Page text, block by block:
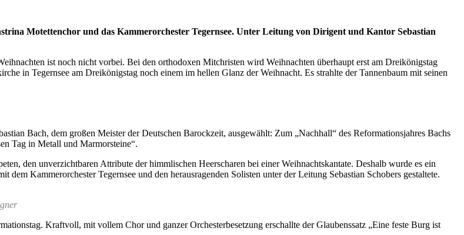
Motettenchor und das Kammerorchester Tegernsee. Unter Leitung von Dirigent und Kantor Sebastian
ist noch nicht vorbei. Bei den orthodoxen Mitchristen wird Weihnachten überhaupt erst am Dreikönigstag
in Tegernsee am Dreikönigstag noch einem im hellen Glanz der Weihnacht. Es strahlte der Tannenbaum mit seinen
Bach, dem großen Meister der Deutschen Barockzeit, ausgewählt: Zum „Nachhall“ des Reformationsjahres Bachs
Tag in Metall und Marmorsteine“.
den unverzichtbaren Attribute der himmlischen Heerscharen bei einer Weihnachtskantate. Deshalb wurde es ein
dem Kammerorchester Tegernsee und den herausragenden Solisten unter der Leitung Sebastian Schobers gestaltete.
Kraftvoll, mit vollem Chor und ganzer Orchesterbesetzung erschallte der Glaubenssatz „Eine feste Burg ist